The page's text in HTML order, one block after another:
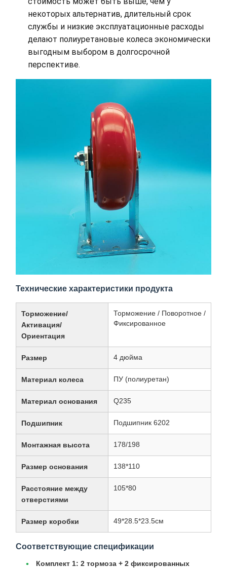
некоторых альтернатив, длительный срок
службы и низкие эксплуатационные расходы
делают полиуретановые колеса экономически
выгодным выбором в долгосрочной
перспективе.
Технические характеристики продукта
Торможение/
Активация/
Ориентация
Торможение / Поворотное /
Фиксированное
Размер 4 дюйма
Материал колеса ПУ (полиуретан)
Материал основания Q235
Подшипник Подшипник 6202
Монтажная высота 178/198
Размер основания 138*110
Расстояние между
отверстиями
105*80
Размер коробки 49*28.5*23.5см
Соответствующие спецификации
Комплект 1: 2 тормоза + 2 фиксированных